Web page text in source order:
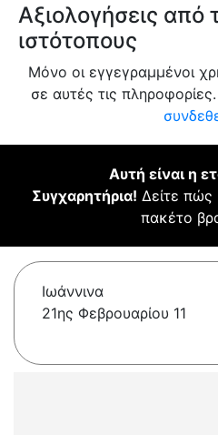
Αξιολογήσεις
ιστότοπους
Μόνο οι εγγεγραμμένοι
σε αυτές τις πληροφορίες.
Αυτή είναι η
Συγχαρητήρια! Δείτε πώς
πακέτο
Ιωάννινα
21ης Φεβρουαρίου 11